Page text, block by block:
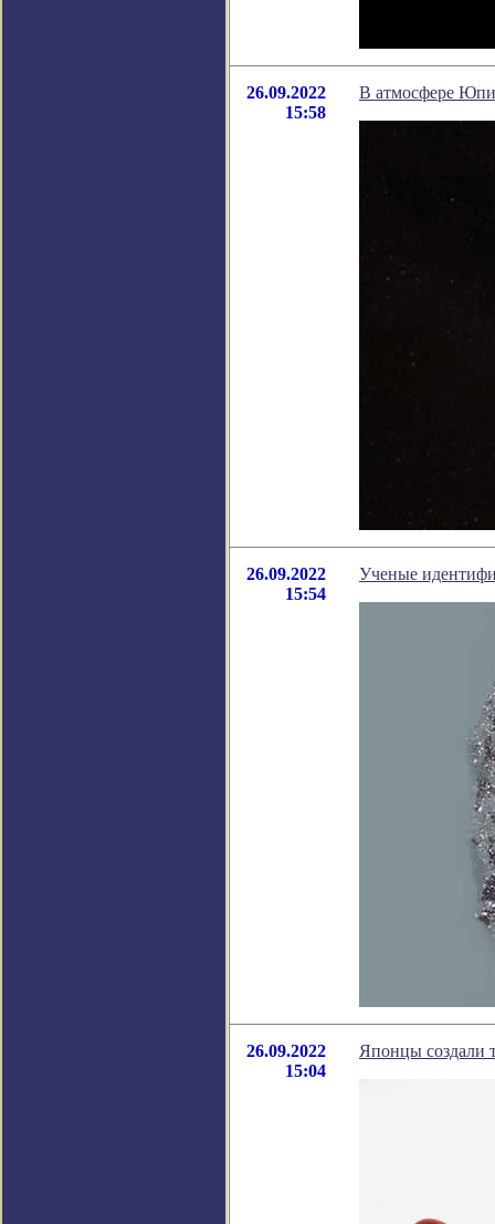
26.09.2022
15:58
В атмосфере
26.09.2022
15:54
Ученые
26.09.2022
15:04
Японцы создали